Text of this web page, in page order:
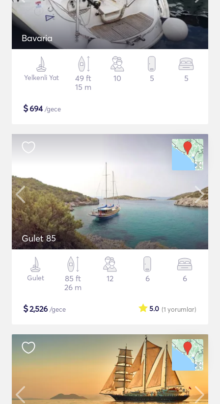
Bavaria
Yelkenli Yat
49 ft
15 m
10 5 5
$694/gece
Gulet 85
Gulet
85 ft
26 m
12 6 6
$2,526 /gece (1 yorumlar)
5.0